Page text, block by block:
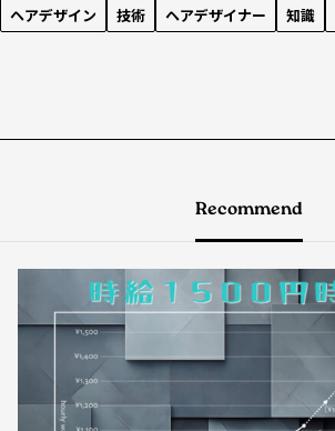
ヘアデザイン 技術 ヘアデザイナー 知識
Recommend